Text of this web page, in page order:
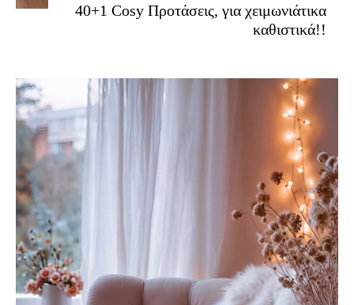
40+1 Cosy Προτάσεις, για χειμωνιάτικα
καθιστικά!!